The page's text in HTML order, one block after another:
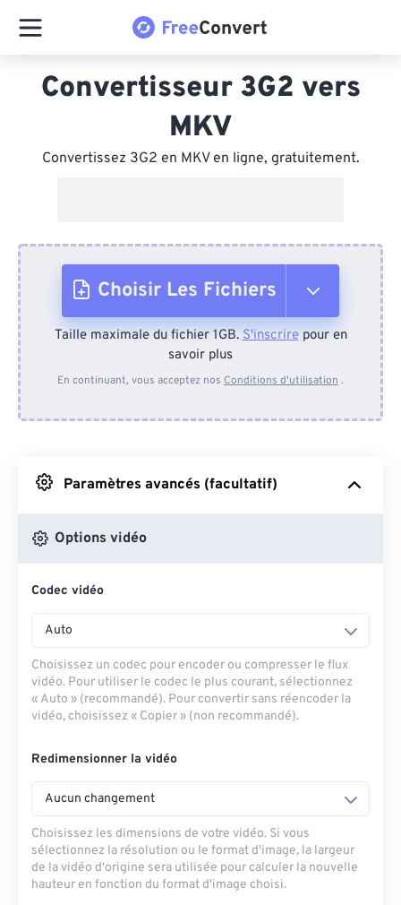
Convertisseur 3G2 vers
MKV
Convertissez 3G2 en MKV en ligne, gratuitement.
Choisir Les Fichiers
Depuis l'appareil
Depuis Google Drive
Depuis OneDrive
Taille maximale du fichier 1GB.S'inscrirepour en
savoir plus
En continuant, vous acceptez nos Conditions d'utilisation .
Paramètres avancés (facultatif)
Options vidéo
Codec vidéo
Auto
Choisissez un codec pour encoder ou compresser le flux
vidéo. Pour utiliser le codec le plus courant, sélectionnez
« Auto » (recommandé). Pour convertir sans réencoder la
vidéo, choisissez « Copier » (non recommandé).
Redimensionner la vidéo
Aucun changement
Choisissez les dimensions de votre vidéo. Si vous
sélectionnez la résolution ou le format d'image, la largeur
de la vidéo d'origine sera utilisée pour calculer la nouvelle
hauteur en fonction du format d'image choisi.